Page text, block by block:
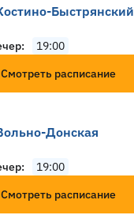
Быстрянский
19:00
Смотреть расписание
Донская
19:00
Смотреть расписание